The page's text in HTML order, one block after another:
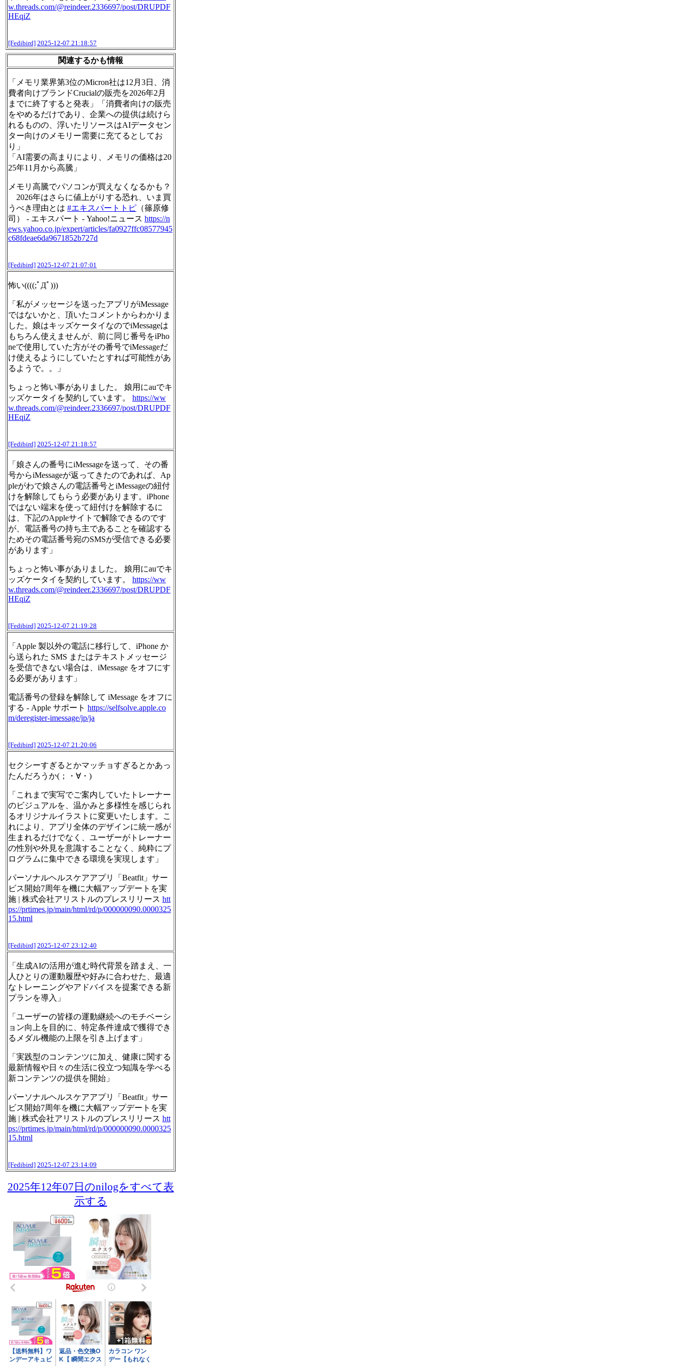
w.threads.com/@reindeer.2336697/post/DRUPDF
HEqiZ
[Fedibird] 2025-12-07 21:18:57
関連するかも情報
「メモリ業界第3位のMicron社は12月3日、消
費者向けブランドCrucialの販売を2026年2月
までに終了すると発表」「消費者向けの販売
をやめるだけであり、企業への提供は続けら
れるものの、浮いたリソースはAIデータセン
ター向けのメモリー需要に充てるとしてお
り」
「AI需要の高まりにより、メモリの価格は20
25年11月から高騰」
メモリ高騰でパソコンが買えなくなるかも？
2026年はさらに値上がりする恐れ、いま買
うべき理由とは #エキスパートトピ （篠原修
司） - エキスパート - Yahoo!ニュース https://n
ews.yahoo.co.jp/expert/articles/fa0927ffc08577945
c68fdeae6da9671852b727d
[Fedibird] 2025-12-07 21:07:01
怖い((((;ﾟДﾟ)))
「私がメッセージを送ったアプリがiMessage
ではないかと、頂いたコメントからわかりま
した。娘はキッズケータイなのでiMessageは
もちろん使えませんが、前に同じ番号をiPho
neで使用していた方がその番号でiMessageだ
け使えるようにしていたとすれば可能性があ
るようで。。」
ちょっと怖い事がありました。 娘用にauでキ
ッズケータイを契約しています。 https://ww
w.threads.com/@reindeer.2336697/post/DRUPDF
HEqiZ
[Fedibird] 2025-12-07 21:18:57
「娘さんの番号にiMessageを送って、その番
号からiMessageが返ってきたのであれば、Ap
pleがわで娘さんの電話番号とiMessageの紐付
けを解除してもらう必要があります。iPhone
ではない端末を使って紐付けを解除するに
は、下記のAppleサイトで解除できるのです
が、電話番号の持ち主であることを確認する
ためその電話番号宛のSMSが受信できる必要
があります」
ちょっと怖い事がありました。 娘用にauでキ
ッズケータイを契約しています。 https://ww
w.threads.com/@reindeer.2336697/post/DRUPDF
HEqiZ
[Fedibird] 2025-12-07 21:19:28
「Apple 製以外の電話に移行して、iPhone か
ら送られた SMS またはテキストメッセージ
を受信できない場合は、iMessage をオフにす
る必要があります」
電話番号の登録を解除して iMessage をオフに
する - Apple サポート https://selfsolve.apple.co
m/deregister-imessage/jp/ja
[Fedibird] 2025-12-07 21:20:06
セクシーすぎるとかマッチョすぎるとかあっ
たんだろうか(；・∀・)
「これまで実写でご案内していたトレーナー
のビジュアルを、温かみと多様性を感じられ
るオリジナルイラストに変更いたします。こ
れにより、アプリ全体のデザインに統一感が
生まれるだけでなく、ユーザーがトレーナー
の性別や外見を意識することなく、純粋にプ
ログラムに集中できる環境を実現します」
パーソナルヘルスケアアプリ「Beatfit」サー
ビス開始7周年を機に大幅アップデートを実
施 | 株式会社アリストルのプレスリリース htt
ps://prtimes.jp/main/html/rd/p/000000090.0000325
15.html
[Fedibird] 2025-12-07 23:12:40
「生成AIの活用が進む時代背景を踏まえ、一
人ひとりの運動履歴や好みに合わせた、最適
なトレーニングやアドバイスを提案できる新
プランを導入」
「ユーザーの皆様の運動継続へのモチベーシ
ョン向上を目的に、特定条件達成で獲得でき
るメダル機能の上限を引き上げます」
「実践型のコンテンツに加え、健康に関する
最新情報や日々の生活に役立つ知識を学べる
新コンテンツの提供を開始」
パーソナルヘルスケアアプリ「Beatfit」サー
ビス開始7周年を機に大幅アップデートを実
施 | 株式会社アリストルのプレスリリース htt
ps://prtimes.jp/main/html/rd/p/000000090.0000325
15.html
[Fedibird] 2025-12-07 23:14:09
2025年12年07日のnilogをすべて表
示する